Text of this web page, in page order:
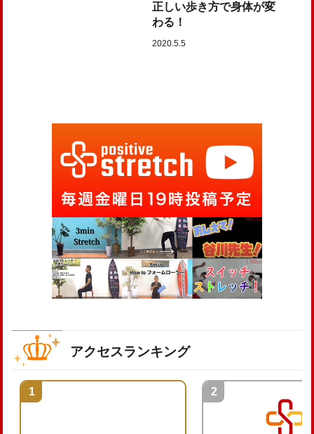
正しい歩き方で身体が変
わる！
2020.5.5
アクセスランキング